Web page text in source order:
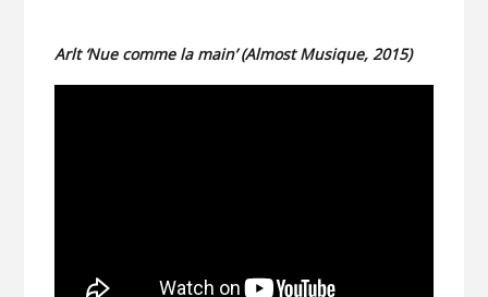
Arlt ‘Nue comme la main’ (Almost Musique, 2015)